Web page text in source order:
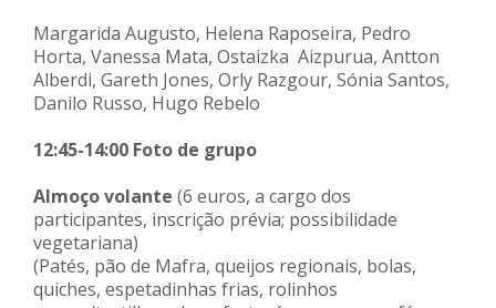
Margarida Augusto, Helena Raposeira, Pedro
Horta, Vanessa Mata, Ostaizka Aizpurua, Antton
Alberdi, Gareth Jones, Orly Razgour, Sónia Santos,
Danilo Russo, Hugo Rebelo
12:45-14:00 Foto de grupo
Almoço volante (6 euros, a cargo dos
participantes, inscrição prévia; possibilidade
vegetariana)
(Patés, pão de Mafra, queijos regionais, bolas,
quiches, espetadinhas frias, rolinhos